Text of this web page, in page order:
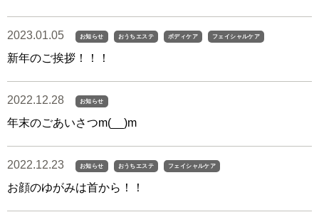
2023.01.05 お知らせ おうちエステ ボディケア フェイシャルケア
新年のご挨拶！！！
2022.12.28 お知らせ
年末のごあいさつm(__)m
2022.12.23 お知らせ おうちエステ フェイシャルケア
お顔のゆがみは首から！！